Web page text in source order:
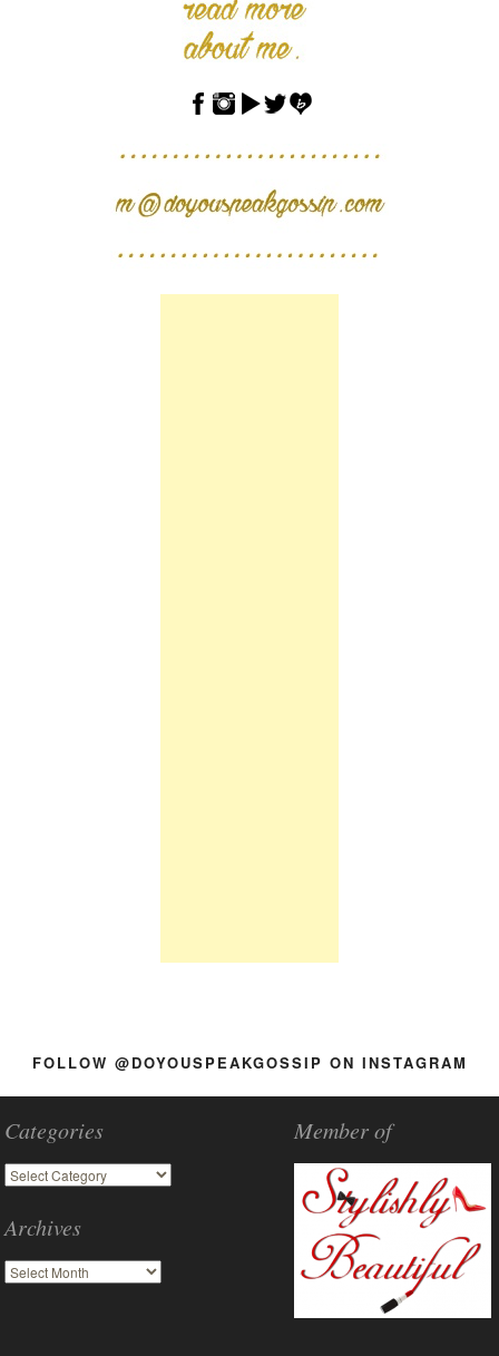
FOLLOW @DOYOUSPEAKGOSSIP ON INSTAGRAM
Categories
Archives
Member of